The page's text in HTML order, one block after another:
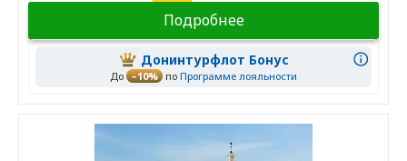
Подробнее
Донинтурфлот Бонус
До –10% по Программе лояльности